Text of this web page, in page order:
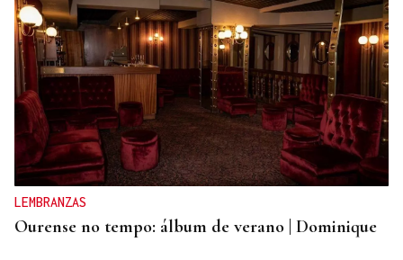
LEMBRANZAS
Ourense no tempo: álbum de verano | Dominique